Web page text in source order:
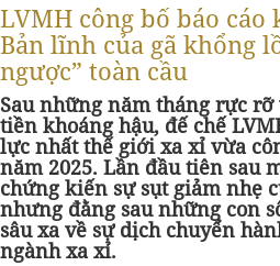
LVMH công bố báo cáo
Bản lĩnh của gã khổng
ngược” toàn cầu
Sau những năm tháng rực
tiền khoáng hậu, đế chế
lực nhất thế giới xa xỉ vừa
năm 2025. Lần đầu tiên sau
chứng kiến sự sụt giảm nhẹ
nhưng đằng sau những con
sâu xa về sự dịch chuyển
ngành xa xỉ.